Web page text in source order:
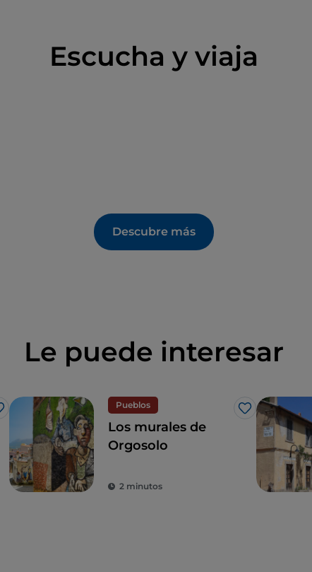
Escucha y viaja
Descubre más
Le puede interesar
gusta
Pueblos
Me gusta
Los murales de
Orgosolo
2 minutos